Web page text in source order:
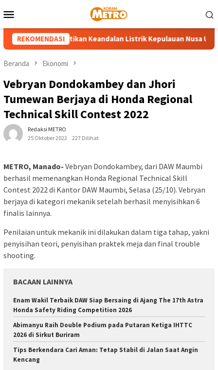
ke
Mobile
REKOMENDASI
Tahuna Pastikan Keandalan Listrik Kepulauan Nusa Utara
Beranda Ekonomi
Vebryan Dondokambey dan Jhori
Tumewan Berjaya di Honda Regional
Technical Skill Contest 2022
Redaksi METRO
25 Oktober 2022
227 Dilihat
METRO, Manado- Vebryan Dondokambey, dari DAW Maumbi
berhasil memenangkan Honda Regional Technical Skill
Contest 2022 di Kantor DAW Maumbi, Selasa (25/10). Vebryan
berjaya di kategori mekanik setelah berhasil menyisihkan 6
finalis lainnya.
Penilaian untuk mekanik ini dilakukan dalam tiga tahap, yakni
penyisihan teori, penyisihan praktek meja dan final trouble
shooting.
BACAAN LAINNYA
Enam Wakil Terbaik DAW Siap Bersaing di Ajang The 17th Astra
Honda Safety Riding Competition 2026
Abimanyu Raih Double Podium pada Putaran Ketiga IHTTC
2026 di Sirkut Buriram
Tips Berkendara Cari Aman: Tetap Stabil di Jalan Saat Angin
Kencang